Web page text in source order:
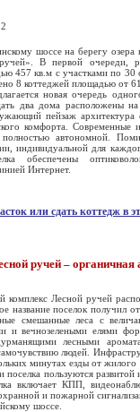
шоссе на берегу озера в
В первой очереди,
457 кв.м с участками по
8 коттеджей площадью от
новая очередь
два дома расположены на
пейзаж архитектура
комфорта. Современные
автономной.
индивидуальной для
обеспечены
Интернет.
или сдать коттедж в
ручей – органичная
Лесной ручей
название поселок получил
смешанные леса с
и вечнозелеными елями
лесными
людей.
минутах езды от жилого
поселка пользуются
включает КПП,
и пожарной
шоссе.